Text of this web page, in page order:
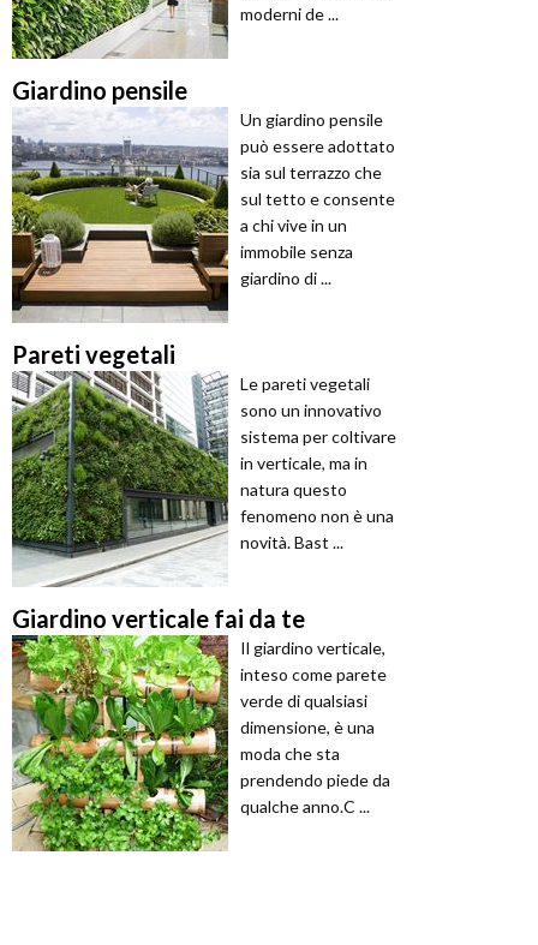
moderni de ...
Giardino pensile
Un giardino pensile
può essere adottato
sia sul terrazzo che
sul tetto e consente
a chi vive in un
immobile senza
giardino di ...
Pareti vegetali
Le pareti vegetali
sono un innovativo
sistema per coltivare
in verticale, ma in
natura questo
fenomeno non è una
novità. Bast ...
Giardino verticale fai da te
Il giardino verticale,
inteso come parete
verde di qualsiasi
dimensione, è una
moda che sta
prendendo piede da
qualche anno.C ...